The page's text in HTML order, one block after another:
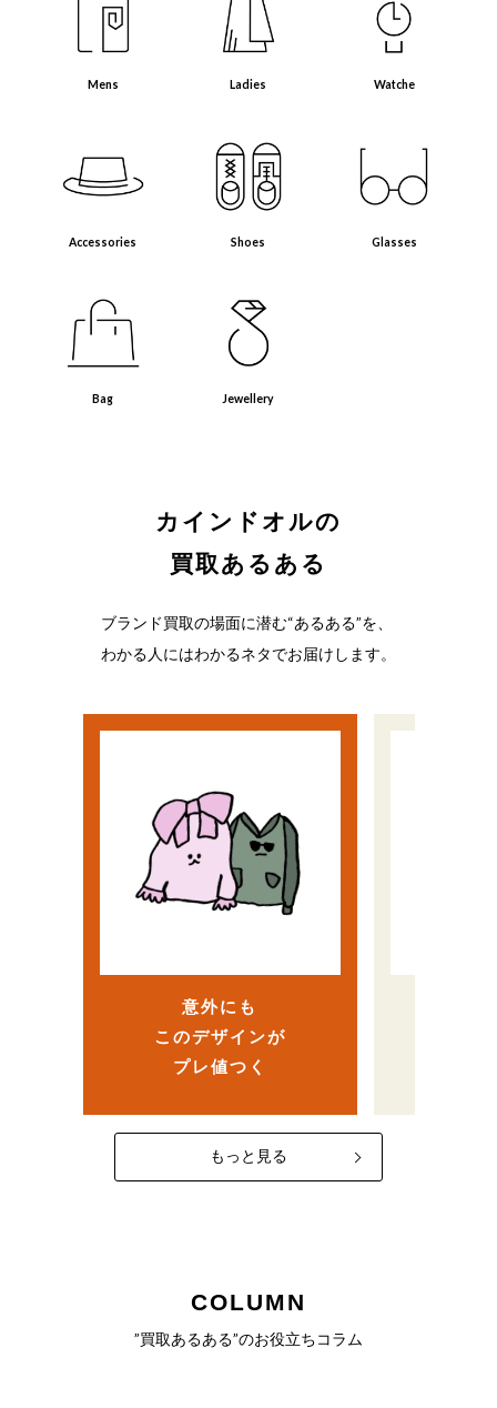
Mens Ladies Watche
Accessories Shoes Glasses
Bag Jewellery
カインドオルの
買取あるある
ブランド買取の場面に潜む“あるある”を、
わかる人にはわかるネタでお届けします。
意外にも
このデザインが
プレ値つく
流行遅れだと思ってた
ら、
もっと見る
COLUMN
”買取あるある”のお役立ちコラム